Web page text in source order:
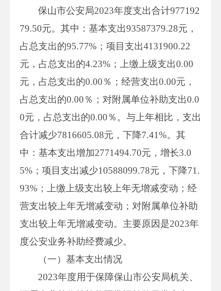
保山市公安局2023年度支出合计977192
79.50元。其中：基本支出93587379.28元，
占总支出的95.77%；项目支出4131900.22
元，占总支出的4.23%；上缴上级支出0.00
元，占总支出的0.00％；经营支出0.00元，
占总支出的0.00％；对附属单位补助支出0.0
0元，占总支出的0.00％。与上年相比，支出
合计减少7816605.08元，下降7.41%。其
中：基本支出增加2771494.70元，增长3.0
5%；项目支出减少10588099.78元，下降71.
93%；上缴上级支出较上年无增减变动；经
营支出较上年无增减变动；对附属单位补助
支出较上年无增减变动。主要原因是2023年
度公安业务补助经费减少。
（一）基本支出情况
2023年度用于保障保山市公安局机关、